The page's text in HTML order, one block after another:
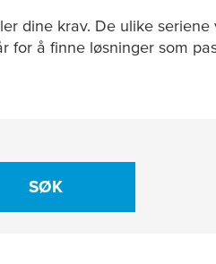
dine krav. De ulike seriene
for å finne løsninger som
SØK